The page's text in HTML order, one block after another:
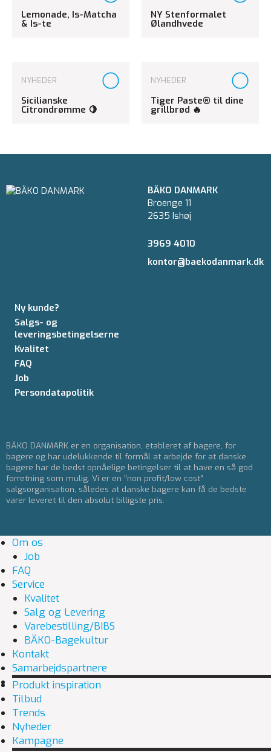
Lemonade, Is-Matcha
& Is-te
NY Stenformalet
Ølandhvede
NYHEDER
Sicilianske
Citrondrømme 🍋
NYHEDER
Tiger Paste® til dine
grillbrød 🔥
BÄKO DANMARK
Broenge 11
2635 Ishøj
3969 4010
kontor@baekodanmark.dk
Ny kunde?
Salgs- og
leveringsbetingelserne
Kvalitet
FAQ
Job
Persondatapolitik
BÄKO DANMARK er en organisation, etableret af bagere, for
bagere og har udelukkende til formål at arbejde for at danske
bagere har de bedst opnåelige betingelser til at have en så god
forretning som mulig. Vi er en ”non profit/low cost”
salgsorganisation, således at danske bagere kan få de bedste
varer leveret til den absolut billigste pris.
Om os
Job
FAQ
Service
Kvalitet
Salg og Levering
Varebestilling/BIBS
BÄKO-Bagekultur
Kontakt
Samarbejdspartnere
Produkt inspiration
Tilbud
Trends
Nyheder
Kampagne